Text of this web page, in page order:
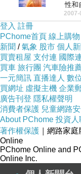
性和
作者
2007-
登入 註冊
PChome首頁 線上購物
新聞 /氣象 股市 個人
買賣租屋 支付連 國際
買車 旅行團 汽車險推
一元簡訊 直播達人 數
買網址 虛擬主機 企業
廣告刊登 隱私權聲明
消費者保護 兒童網路
About PChome 投資人
著作權保護 ｜網路家
Online
PChome Online and
Online Inc.